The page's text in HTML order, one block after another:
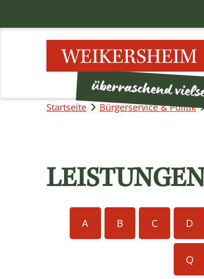
Startseite Bürgerservice & Politik
LEISTUNGEN
A B C D
Q